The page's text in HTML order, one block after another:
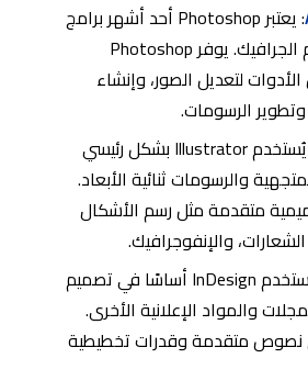
: يعتبر Photoshop أحد أشهر برامج
تحرير الصور وتصميم الجرافيك. يوفر Photoshop
لتعديل الصور، وإنشاء
وتطوير الرسومات.
: يُستخدم Illustrator بشكل رئيسي
والرسومات ثنائية الأبعاد.
متقدمة مثل رسم الأشكال
والإنفوجرافيك.
: يُستخدم InDesign أساسًا في تصميم
والمواد الإعلانية الأخرى.
نصوص متقدمة وقدرات تخطيطية